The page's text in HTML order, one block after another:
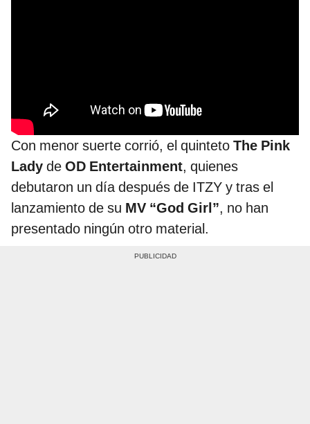
Con menor suerte corrió, el quinteto The Pink
Lady de OD Entertainment, quienes
debutaron un día después de ITZY y tras el
lanzamiento de su MV “God Girl”, no han
presentado ningún otro material.